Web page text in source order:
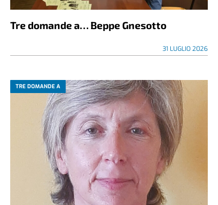
Tre domande a… Beppe Gnesotto
31 LUGLIO 2026
TRE DOMANDE A